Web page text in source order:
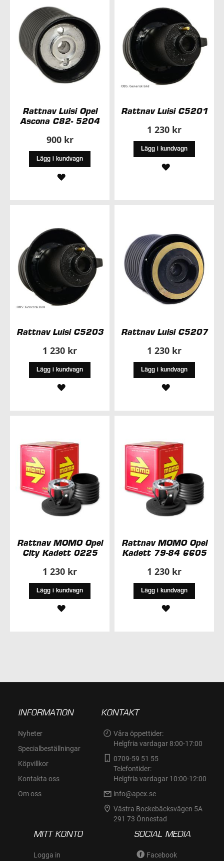
ÖNSKELISTA
Rattnav Luisi Opel
Ascona C82- 5204
900 kr
Lägg i kundvagn
LÄGG
ÖNSKELISTA
Rattnav Luisi C5201
1 230 kr
Lägg i kundvagn
LÄGG
Rattnav Luisi C5203
1 230 kr
Lägg i kundvagn
LÄGG
Rattnav Luisi C5207
1 230 kr
Lägg i kundvagn
LÄGG
Rattnav MOMO Opel
City Kadett 0225
1 230 kr
Lägg i kundvagn
LÄGG
Rattnav MOMO Opel
Kadett 79-84 6605
1 230 kr
Lägg i kundvagn
LÄGG
INFORMATION
Nyheter
Specialbeställningar
Köpvillkor
Kontakta oss
Om oss
KONTAKT
Våra öppettider:
Helgfria vardagar 8:00-17:00
0709-59 51 55
Telefontider:
Helgfria vardagar 10:00-12:00
info@apex.se
Västra Bockebäcksvägen 5A
291 73 Önnestad
MITT KONTO
Logga in
SOCIAL MEDIA
Facebook